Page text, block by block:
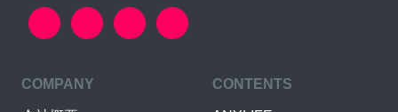
COMPANY CONTENTS